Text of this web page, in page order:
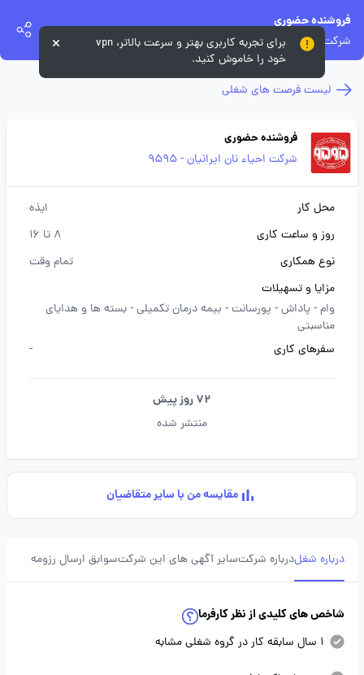
فروشنده حضوری
شرکت احیاء نان ایرانیان - 9595
لیست فرصت های شغلی
فروشنده حضوری
شرکت احیاء نان ایرانیان - 9595
محل کار
ایذه
روز و ساعت کاری
8 تا 16
نوع همکاری
تمام وقت
مزایا و تسهیلات
وام -پاداش - پورسانت - بیمه درمان تکمیلی -بسته ها و هدایای
مناسبتی
سفرهای کاری
-
72 روز پیش
منتشر شده
مقایسه من با سایر متقاضیان
درباره شغلدرباره شرکتسایر آگهی های این شرکتسوابق ارسال رزومه
شاخص های کلیدی از نظر کارفرما
1 سال سابقه کار در گروه شغلی مشابه
برای تجربه کاربری بهتر و سرعت بالاتر، vpn
خود را خاموش کنید.